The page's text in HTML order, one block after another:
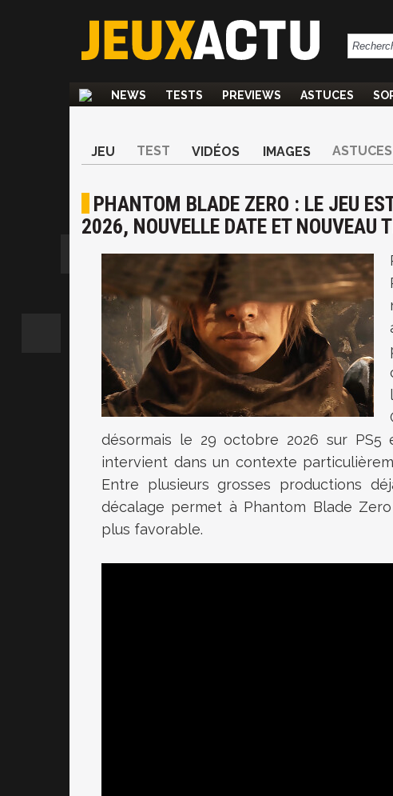
NEWS TESTS PREVIEWS ASTUCES
JEU TEST VIDÉOS IMAGES ASTUCES
PHANTOM BLADE ZERO : LE JEU
2026, NOUVELLE DATE ET NOUVEAU
désormais le 29 octobre 2026 sur PS5
intervient dans un contexte
Entre plusieurs grosses productions
décalage permet à Phantom Blade
plus favorable.